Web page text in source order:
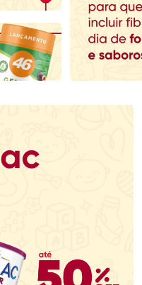
Comprar sem Desconto
Por R$ 107,99/cada
Comprar sem Desconto
Por R$ 107,99/cada